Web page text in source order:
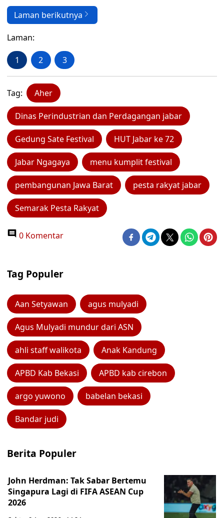
Laman berikutnya
Laman:
1 2 3
Tag: Aher
Dinas Perindustrian dan Perdagangan jabar
Gedung Sate Festival HUT Jabar ke 72
Jabar Ngagaya menu kumplit festival
pembangunan Jawa Barat pesta rakyat jabar
Semarak Pesta Rakyat
0 Komentar
Tag Populer
Aan Setyawan agus mulyadi
Agus Mulyadi mundur dari ASN
ahli staff walikota Anak Kandung
APBD Kab Bekasi APBD kab cirebon
argo yuwono babelan bekasi
Bandar judi
Berita Populer
John Herdman: Tak Sabar Bertemu
Singapura Lagi di FIFA ASEAN Cup
2026